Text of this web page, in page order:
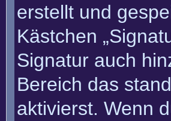
erstellt und
Kästchen
Signatur auch
Bereich das
aktivierst. Wenn